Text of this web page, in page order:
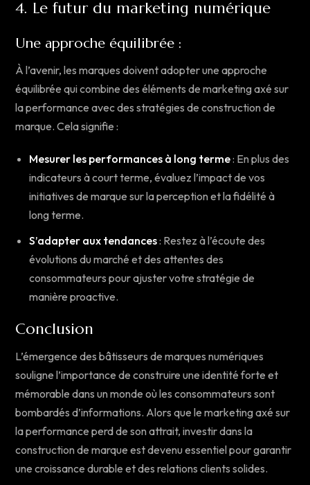
4. Le futur du marketing numérique
Une approche équilibrée :
À l’avenir, les marques doivent adopter une approche
équilibrée qui combine des éléments de marketing axé sur
la performance avec des stratégies de construction de
marque. Cela signifie :
Mesurer les performances à long terme: En plus des
indicateurs à court terme, évaluez l’impact de vos
initiatives de marque sur la perception et la fidélité à
long terme.
S’adapter aux tendances: Restez à l’écoute des
évolutions du marché et des attentes des
consommateurs pour ajuster votre stratégie de
manière proactive.
Conclusion
L’émergence des bâtisseurs de marques numériques
souligne l’importance de construire une identité forte et
mémorable dans un monde où les consommateurs sont
bombardés d’informations. Alors que le marketing axé sur
la performance perd de son attrait, investir dans la
construction de marque est devenu essentiel pour garantir
une croissance durable et des relations clients solides.